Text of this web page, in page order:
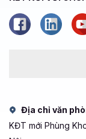
Địa chỉ văn
KĐT mới Phùng